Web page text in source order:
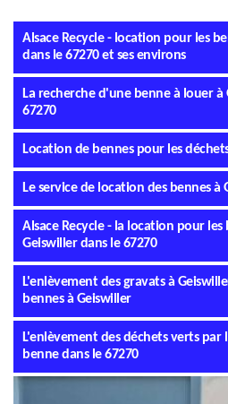
Alsace Recycle - location pour les
dans le 67270 et ses environs
La recherche d'une benne à louer à
67270
Location de bennes pour les
Le service de location des bennes à
Alsace Recycle - la location pour les
Geiswiller dans le 67270
L'enlèvement des gravats à
bennes à Geiswiller
L'enlèvement des déchets verts
benne dans le 67270